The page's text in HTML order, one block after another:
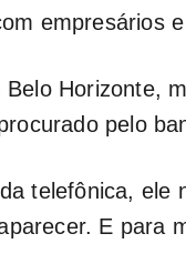
empresários
Horizonte,
pelo
telefônica, ele
E para